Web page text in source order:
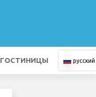
ГОСТИНИЦЫ русский